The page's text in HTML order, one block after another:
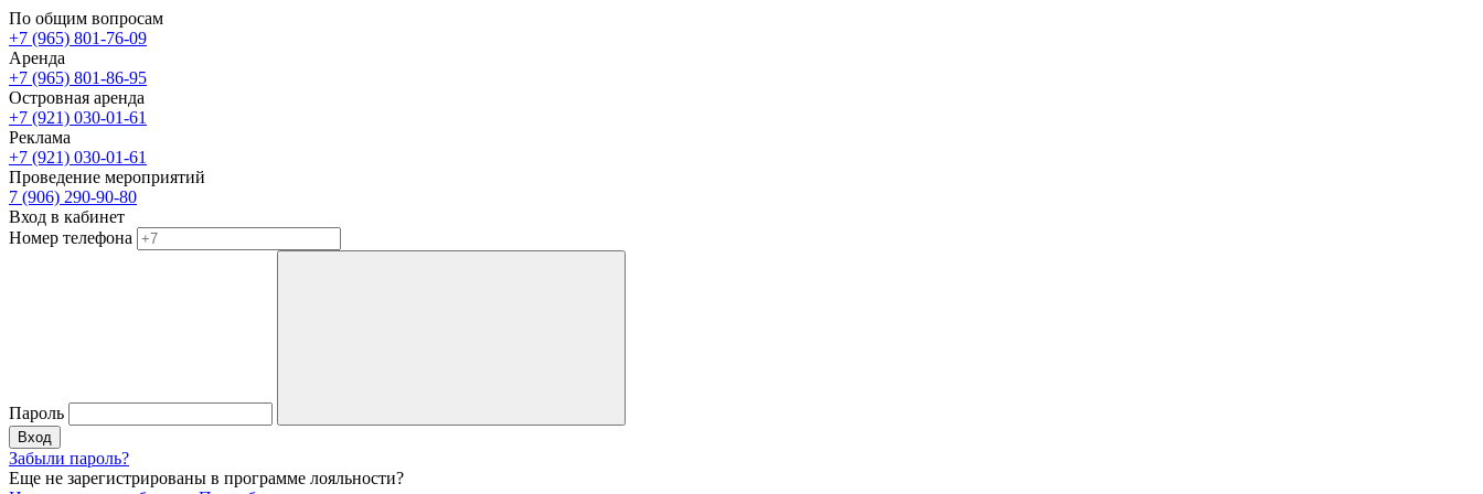
По общим вопросам
+7 (965) 801-76-09
Аренда
+7 (965) 801-86-95
Островная аренда
+7 (921) 030-01-61
Реклама
+7 (921) 030-01-61
Проведение мероприятий
7 (906) 290-90-80
Вход в кабинет
Номер телефона
Пароль
Вход
Забыли пароль?
Еще не зарегистрированы в программе лояльности?